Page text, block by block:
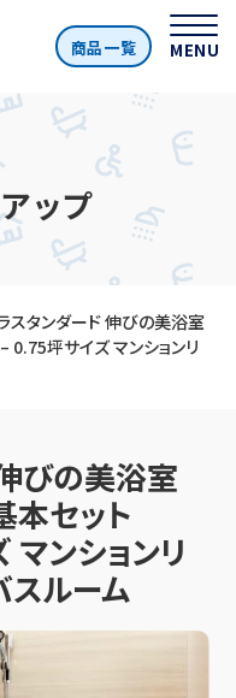
商品一覧 MENU
ップ
スタンダード 伸びの美浴室
0.75坪サイズ マンションリ
びの美浴室
本セット
ンションリ
スルーム